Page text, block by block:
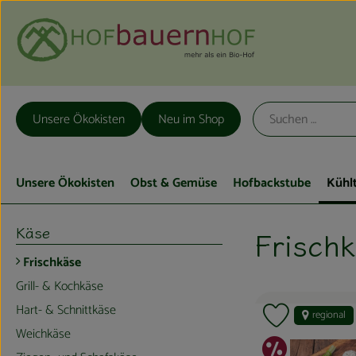
Unsere Ökokisten Neu im Shop
Unsere Ökokisten Obst & Gemüse Hofbackstube
Käse
Frischkäse
Grill- & Kochkäse
Hart- & Schnittkäse
Weichkäse
regional
Produkt zu